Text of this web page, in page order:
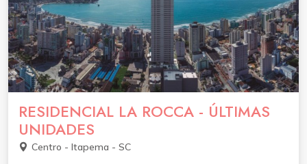
RESIDENCIAL LA ROCCA - ÚLTIMAS
UNIDADES
Centro - Itapema - SC